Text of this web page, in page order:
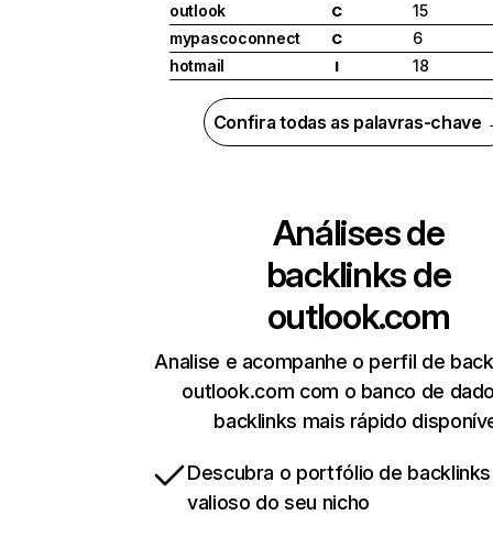
outlook
C
15
mypascoconnect
C
6
hotmail
I 18
Confira todas as palavras-chave
Análises de
backlinks de
outlook.com
Analise e acompanhe o perfil de
outlook.com com o banco de
backlinks mais rápido
Descubra o portfólio de
valioso do seu nicho